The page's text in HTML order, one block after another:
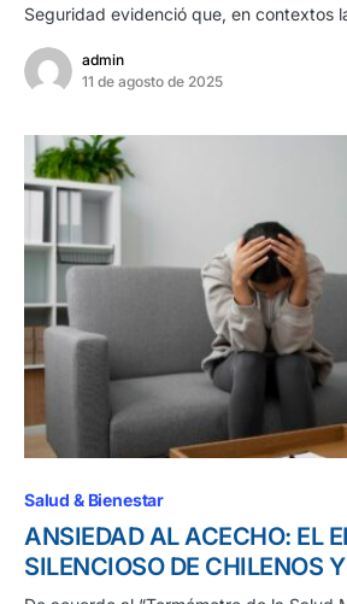
Seguridad evidenció que, en contextos
admin
11 de agosto de 2025
Salud & Bienestar
ANSIEDAD AL ACECHO: EL
SILENCIOSO DE CHILENOS